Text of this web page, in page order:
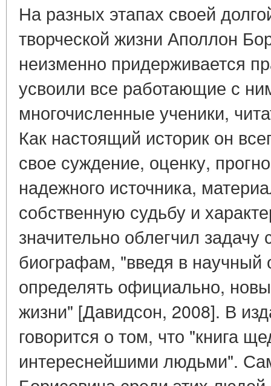
На разных этапах своей
творческой жизни Аполлон
неизменно придерживается
усвоили все работающие с
многочисленные ученики,
Как настоящий историк он
свое суждение, оценку,
надежного источника,
собственную судьбу и
значительно облегчил
биографам, "введя в научный
определять официально,
жизни" [Давидсон, 2008]. В
говорится о том, что "книга
интереснейшими людьми".